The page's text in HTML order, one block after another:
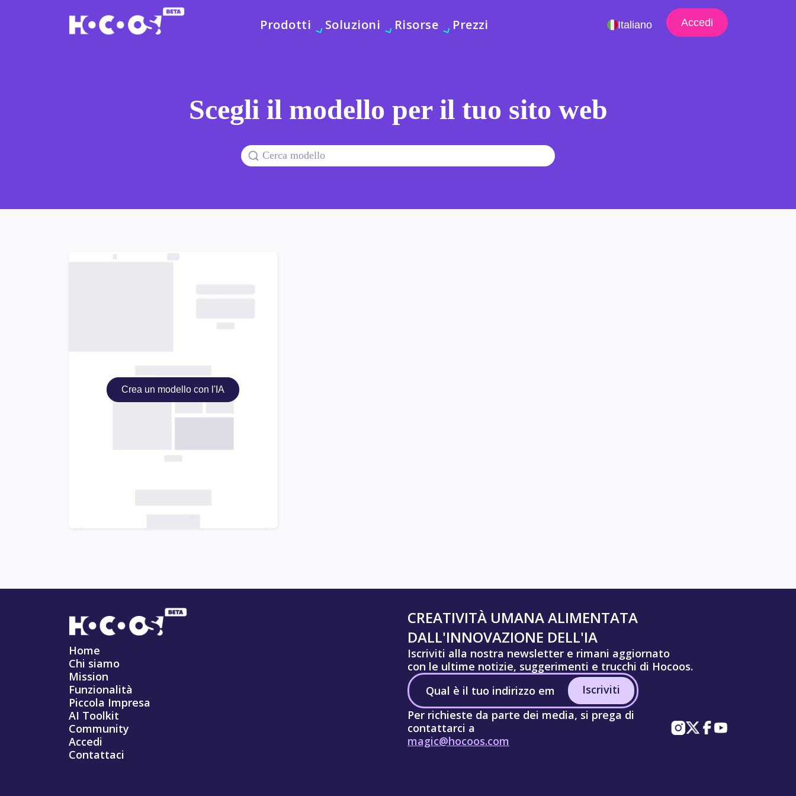
Prodotti Soluzioni Risorse Prezzi Italiano Accedi
Scegli il modello per il tuo sito web
Crea un modello con l'IA
Home
Chi siamo
Mission
Funzionalità
Piccola Impresa
AI Toolkit
Community
Accedi
Contattaci
CREATIVITÀ UMANA ALIMENTATA
DALL'INNOVAZIONE DELL'IA
Iscriviti alla nostra newsletter e rimani aggiornato
con le ultime notizie, suggerimenti e trucchi di Hocoos.
Iscriviti
Per richieste da parte dei media, si prega di
contattarci a
magic@hocoos.com